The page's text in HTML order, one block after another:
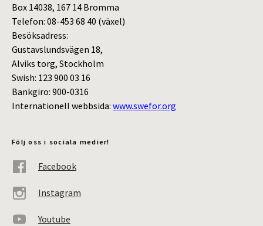
Box 14038, 167 14 Bromma
Telefon: 08-453 68 40 (växel)
Besöksadress:
Gustavslundsvägen 18,
Alviks torg, Stockholm
Swish: 123 900 03 16
Bankgiro: 900-0316
Internationell webbsida: www.swefor.org
Följ oss i sociala medier!
Facebook
Instagram
Youtube